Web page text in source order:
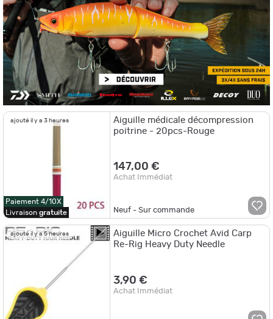
ajouté il y a 3 heures
Paiement 4/10X
Livraison gratuite
Aiguille médicale décompression
poitrine - 20pcs-Rouge
147,00 €
Achat Immédiat
Neuf - Sur commande
ajouté il y a 5 heures
Aiguille Micro Crochet Avid Carp
Re-Rig Heavy Duty Needle
3,90 €
Achat Immédiat